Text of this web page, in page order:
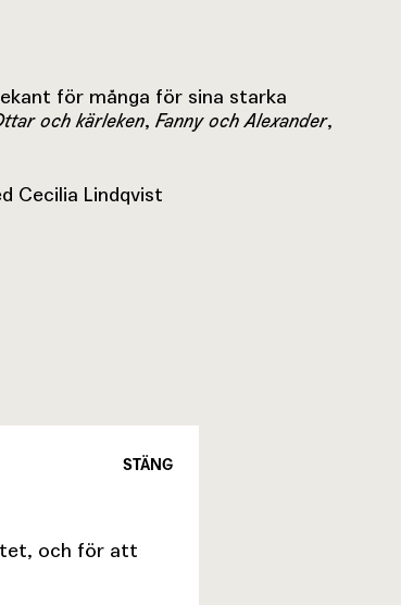
för många för sina starka
och kärleken, Fanny och Alexander,
Cecilia Lindqvist
STÄNG
och för att